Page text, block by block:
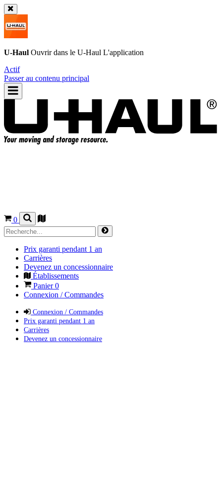
U-Haul Ouvrir dans le U-Haul L'application
Actif
Passer au contenu principal
0
Prix garanti pendant 1 an
Carrières
Devenez un concessionnaire
Établissements
Panier0
Connexion / Commandes
Connexion / Commandes
Prix garanti pendant 1 an
Carrières
Devenez un concessionnaire